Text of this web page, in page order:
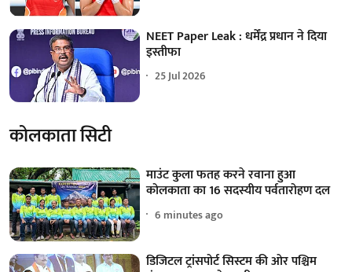
NEET Paper Leak : धर्मेंद्र प्रधान ने दिया
इस्तीफा
25 Jul 2026
कोलकाता सिटी
माउंट कुला फतह करने रवाना हुआ
कोलकाता का 16 सदस्यीय पर्वतारोहण दल
6 minutes ago
डिजिटल ट्रांसपोर्ट सिस्टम की ओर पश्चिम